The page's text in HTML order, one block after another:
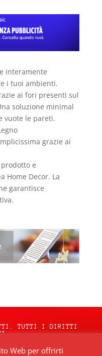
interamente
i tuoi ambienti.
ai fori presenti sul
soluzione minimal
vuote le pareti.
grazie ai
prodotto e
Home Decor. La
garantisce
TUTTI I DIRITTI
da:
OCEWeb
Web per offrirti